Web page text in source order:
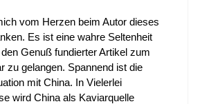
vom Herzen beim Autor dieses
Es ist eine wahre Seltenheit
Genuß fundierter Artikel zum
zu gelangen. Spannend ist die
mit China. In Vielerlei
wird China als Kaviarquelle